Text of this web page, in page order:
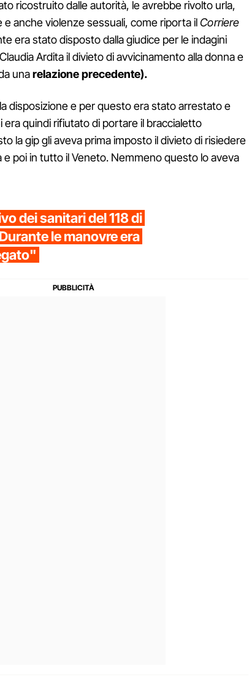
ricostruito dalle autorità, le avrebbe rivolto urla,
anche violenze sessuali, come riporta ilCorriere
era stato disposto dalla giudice per le indagini
Ardita il divieto di avvicinamento alla donna e
unarelazione precedente).
disposizione e per questo era stato arrestato e
era quindi rifiutato di portare il braccialetto
la gip gli aveva prima imposto il divieto di risiedere
e poi in tutto il Veneto. Nemmeno questo lo aveva
dei sanitari del 118 di
le manovre era